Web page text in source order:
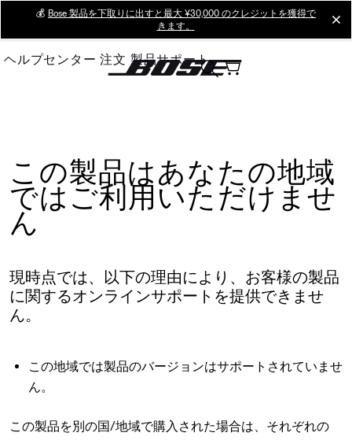
Main
💰 Bose 製品を下取りに出すと最大 ¥30,000 のクレジットを獲得で
きます。
ヘルプセンター 注文 製品サポート
この製品はあなたの地域
ではご利用いただけませ
ん
現時点では、以下の理由により、お客様の製品
に関するオンラインサポートを提供できませ
ん。
この地域では製品のバージョンはサポートされていませ
ん。
この製品を別の国/地域で購入された場合は、それぞれの